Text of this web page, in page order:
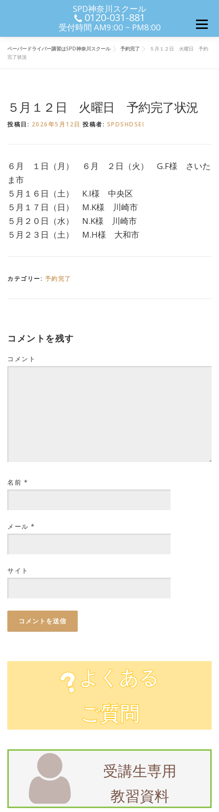
コンテンツへスキップ
メニ
SPD神奈川スクール
0120-031-881
受付時間 AM9:00 ~ PM8:00 メニ
ペーパードライバー講習はSPD神奈川スクール 予約完了
５月１２日 火曜日 予約
完了状況
５月１２日 火曜日 予約完了状況
投稿日: 2026年5月12日 投稿者: SPDSHDSEI
６月 １日（月） ６月 ２日（火） G.F様 さいた
ま市
５月１６日（土） K.I様 中央区
５月１７日（日） M.K様 川崎市
５月２０日（水） N.K様 川崎市
５月２３日（土） M.H様 大和市
カテゴリー: 予約完了
コメントを残す
コメント
名前 *
メール *
サイト
よくある
ご質問
受講生専用
教習資料